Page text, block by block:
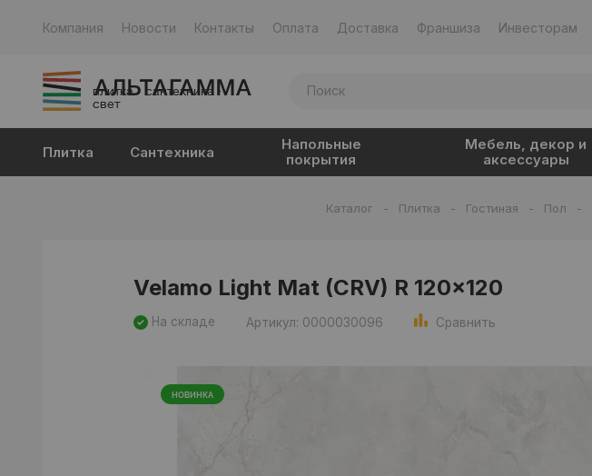
Компания Новости Контакты Оплата Доставка Франшиза Инвесторам
плитка · сантехника ·
свет
Плитка Сантехника
Напольные
покрытия
Мебель, декор и
аксессуары
Каталог - Плитка - Гостиная - Пол -
Velamo Light Mat (CRV) R 120x120
На складе Артикул: 0000030096 Сравнить
НОВИНКА